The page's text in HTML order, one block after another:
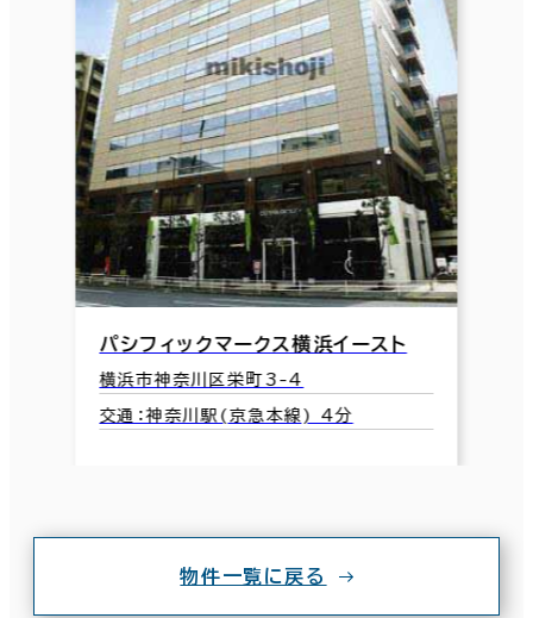
パシフィックマークス横浜イースト
横浜市神奈川区栄町3-4
交通：神奈川駅(京急本線) 4分
物件一覧に戻る